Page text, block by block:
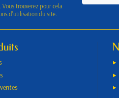
trouverez pour cela
d'utilisation du site.